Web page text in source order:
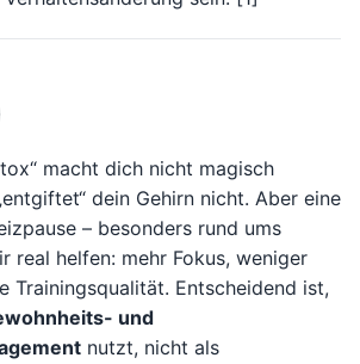
macht dich nicht magisch
dein Gehirn nicht. Aber eine
– besonders rund ums
real helfen: mehr Fokus, weniger
Trainingsqualität. Entscheidend ist,
und
nutzt, nicht als